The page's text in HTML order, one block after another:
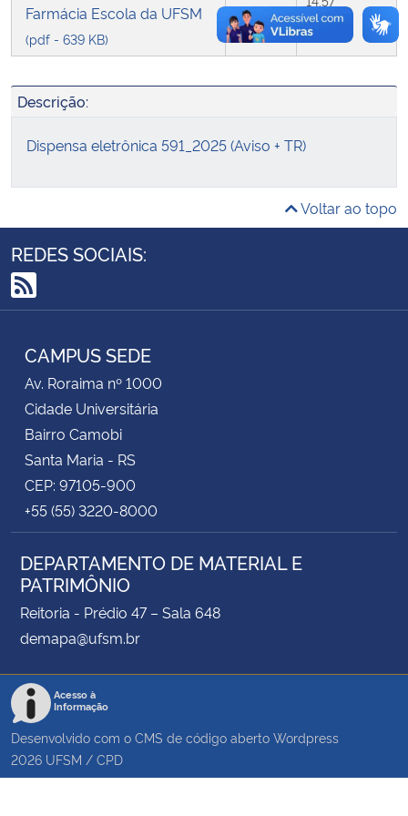
Secretaria-Geral
Secretaria de Governo
Gabinete de Segurança Institucional
Advocacia-Geral da União
Planalto
Farmácia Escola da UFSM
(pdf - 639 KB)
Descrição:
Dispensa eletrônica 591_2025 (Aviso + TR)
Voltar ao topo
REDES SOCIAIS:
RSS
CAMPUS SEDE
Av. Roraima nº 1000
Cidade Universitária
Bairro Camobi
Santa Maria - RS
CEP: 97105-900
+55 (55) 3220-8000
DEPARTAMENTO DE MATERIAL E
PATRIMÔNIO
Reitoria - Prédio 47 – Sala 648
demapa@ufsm.br
Acesso à
Informação
Desenvolvido com o CMS de código aberto Wordpress
2026 UFSM / CPD